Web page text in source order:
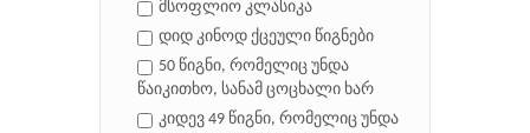
მსოფლიო კლასიკა
დიდ კინოდ ქცეული წიგნები
50 წიგნი, რომელიც უნდა
წაიკითხო, სანამ ცოცხალი ხარ
კიდევ 49 წიგნი, რომელიც უნდა